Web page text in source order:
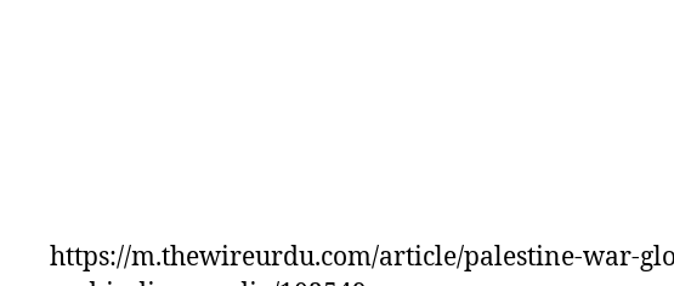
https://m.thewireurdu.com/article/palestine-war-